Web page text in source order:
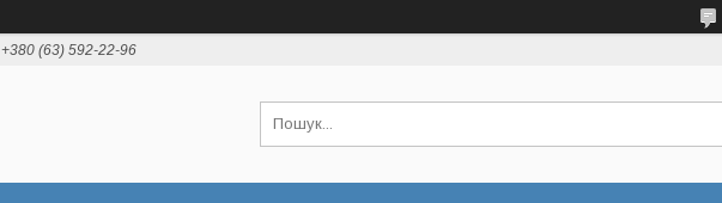
+380 (63) 592-22-96